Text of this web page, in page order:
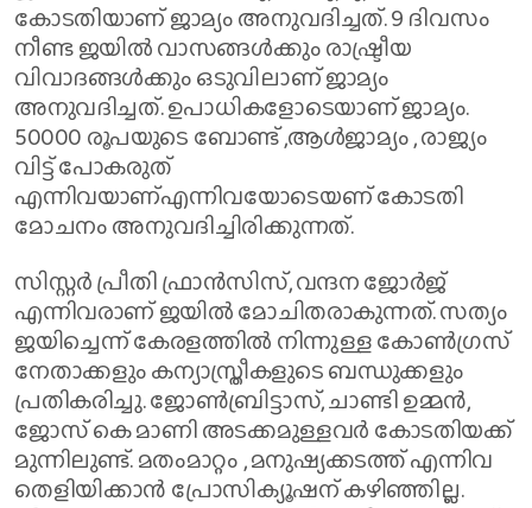
കോടതിയാണ് ജാമ്യം അനുവദിച്ചത്. 9 ദിവസം
നീണ്ട ജയിൽ വാസങ്ങൾക്കും രാഷ്ട്രീയ
വിവാദങ്ങൾക്കും ഒടുവിലാണ് ജാമ്യം
അനുവദിച്ചത്. ഉപാധികളോടെയാണ് ജാമ്യം.
50000 രൂപയുടെ ബോണ്ട് ,ആൾജാമ്യം , രാജ്യം
വിട്ട് പോകരുത്
എന്നിവയാണ്എന്നിവയോടെയണ് കോടതി
മോചനം അനുവദിച്ചിരിക്കുന്നത്.
സിസ്റ്റർ പ്രീതി ഫ്രാൻസിസ്, വന്ദന ജോർജ്
എന്നിവരാണ് ജയിൽ മോചിതരാകുന്നത്. സത്യം
ജയിച്ചെന്ന് കേരളത്തിൽ നിന്നുള്ള കോൺ​ഗ്രസ്
നേതാക്കളും കന്യാസ്ത്രീകളുടെ ബന്ധുക്കളും
പ്രതികരിച്ചു. ജോൺബ്രിട്ടാസ്, ചാണ്ടി ഉമ്മൻ,
ജോസ് കെ മാണി അടക്കമുള്ളവർ കോടതിയക്ക്
മുന്നിലുണ്ട്. മതംമാറ്റം , മനുഷ്യക്കടത്ത് എന്നിവ
തെളിയിക്കാൻ പ്രോസിക്യൂഷന് കഴിഞ്ഞില്ല.